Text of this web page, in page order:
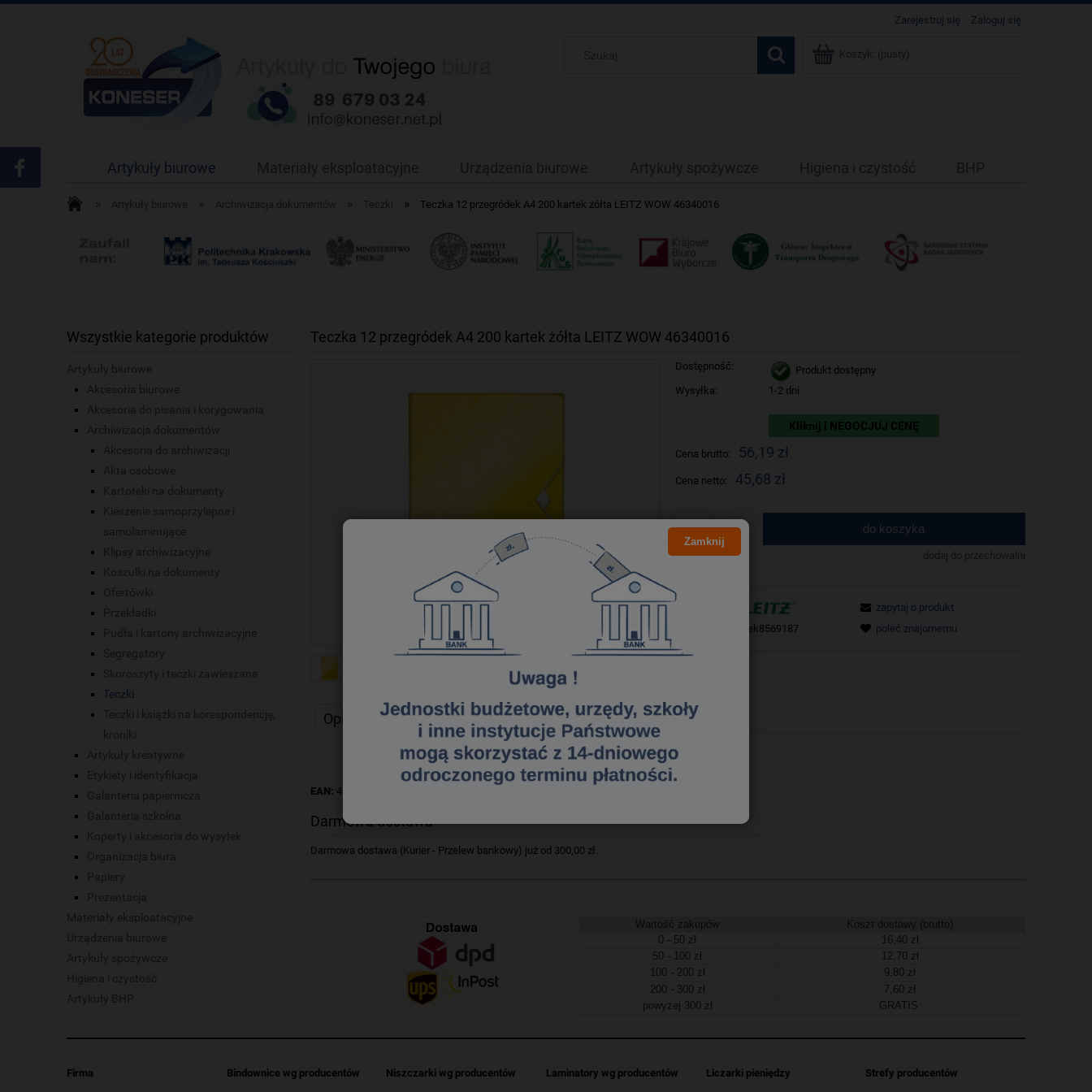
Zarejestruj się Zaloguj się
Koszyk: (pusty)
Artykuły biurowe Materiały eksploatacyjne Urządzenia biurowe Artykuły spożywcze Higiena i czystość BHP
Artykuły biurowe Archiwizacja dokumentów Teczki » Teczka 12 przegródek A4 200 kartek żółta LEITZ WOW 46340016
Wszystkie kategorie produktów
Artykuły biurowe
Akcesoria biurowe
Akcesoria do pisania i korygowania
Archiwizacja dokumentów
Akcesoria do archiwizacji
Akta osobowe
Kartoteki na dokumenty
Kieszenie samoprzylepne i
samolaminujące
Klipsy archiwizacyjne
Koszulki na dokumenty
Ofertówki
Przekładki
Pudła i kartony archiwizacyjne
Segregatory
Skoroszyty i teczki zawieszane
Teczki
Teczki i książki na korespondencję,
kroniki
Artykuły kreatywne
Etykiety i identyfikacja
Galanteria papiernicza
Galanteria szkolna
Koperty i akcesoria do wysyłek
Organizacja biura
Papiery
Prezentacja
Materiały eksploatacyjne
Urządzenia biurowe
Artykuły spożywcze
Higiena i czystość
Artykuły BHP
Teczka 12 przegródek A4 200 kartek żółta LEITZ WOW 46340016
Dostępność:
Produkt dostępny
Wysyłka:
1-2 dni
Kliknij i NEGOCJUJ CENĘ
Cena brutto: 56,19 zł
Cena netto: 45,68 zł
szt. do koszyka
dodaj do przechowalni
tek8569187
zapytaj o produkt
poleć znajomemu
Opis Bezpieczeństwo
EAN: 4002432121267
Darmowa dostawa
Darmowa dostawa (Kurier - Przelew bankowy) już od 300,00 zł.
Wartość zakupów
Koszt dostawy (brutto)
0 - 50 zł
16,40 zł
50 - 100 zł
12,70 zł
100 - 200 zł
9,80 zł
200 - 300 zł
7,60 zł
powyżej 300 zł
GRATIS
Firma Bindownice wg producentów Niszczarki wg producentów Laminatory wg producentów Liczarki pieniędzy Strefy producentów
Zamknij